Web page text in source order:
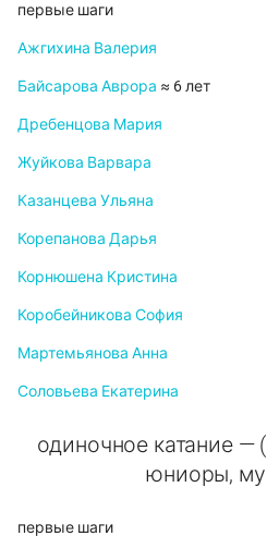
первые шаги
Ажгихина Валерия
Байсарова Аврора ≈ 6 лет
Дребенцова Мария
Жуйкова Варвара
Казанцева Ульяна
Корепанова Дарья
Корнюшена Кристина
Коробейникова София
Мартемьянова Анна
Соловьева Екатерина
одиночное катание
юниоры,
первые шаги